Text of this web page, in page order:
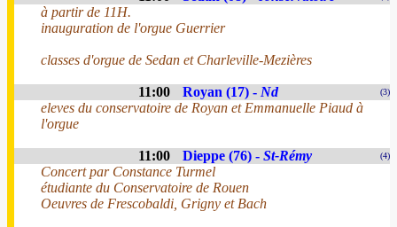
à partir de 11H.
inauguration de l'orgue Guerrier
classes d'orgue de Sedan et Charleville-Mezières
11:00 Royan (17) - Nd (3)
eleves du conservatoire de Royan et Emmanuelle Piaud à
l'orgue
11:00 Dieppe (76) - St-Rémy (4)
Concert par Constance Turmel
étudiante du Conservatoire de Rouen
Oeuvres de Frescobaldi, Grigny et Bach